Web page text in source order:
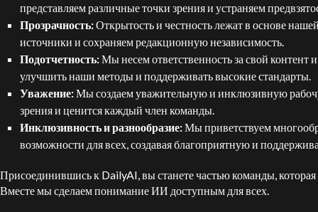
представляем различные точки зрения и устраняем
Прозрачность:Открытость и честность лежат в основе
источники и сохраняем редакционную независимость.
Подотчетность:Мы несем ответственность за свой
улучшить наши методы и поддерживать высокие стандарты.
Уважение:Мы создаем уважительную и инклюзивную
зрения и ценится каждый член команды.
Инклюзивность и разнообразие:Мы приветствуем
возможности для всех, создавая благоприятную и
Присоединившись к DailyAI, вы станете частью команды,
Вместе мы сделаем понимание ИИ доступным для всех.